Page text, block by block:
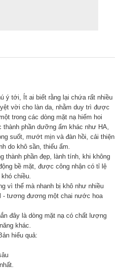
ý tới, Ít ai biết rằng lại chứa rất nhiều
vời cho làn da, nhằm duy trì được
trong các dòng mặt nạ hiếm hoi
phần dưỡng ẩm khác như HA,
suốt, mướt mịn và đàn hồi, cải thiện
do khô sần, thiếu ẩm.
thành phần đẹp, lành tính, khi không
bề mặt, được công nhận có tỉ lệ
chiều.
vì thế mà nhanh bị khô như nhiều
- tương đương một chai nước hoa
đây là dòng mặt nạ có chất lượng
khác.
hiểu quả: